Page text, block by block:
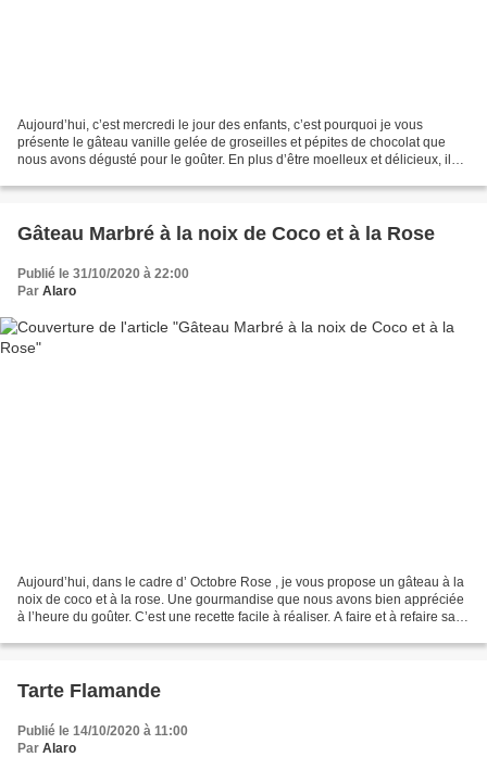
Aujourd’hui, c’est mercredi le jour des enfants, c’est pourquoi je vous
présente le gâteau vanille gelée de groseilles et pépites de chocolat que
nous avons dégusté pour le goûter. En plus d’être moelleux et délicieux, il
Gâteau Marbré à la noix de Coco et à la Rose
Publié le 31/10/2020 à 22:00
Par Alaro
Aujourd’hui, dans le cadre d’ Octobre Rose , je vous propose un gâteau à la
noix de coco et à la rose. Une gourmandise que nous avons bien appréciée
à l’heure du goûter. C’est une recette facile à réaliser. A faire et à refaire sans
Tarte Flamande
Publié le 14/10/2020 à 11:00
Par Alaro